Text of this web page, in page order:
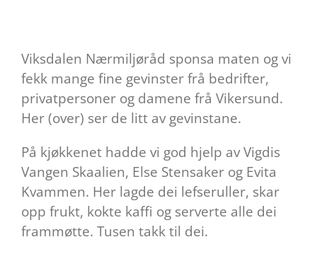
Viksdalen Nærmiljøråd sponsa maten og vi
fekk mange fine gevinster frå bedrifter,
privatpersoner og damene frå Vikersund.
Her (over) ser de litt av gevinstane.
På kjøkkenet hadde vi god hjelp av Vigdis
Vangen Skaalien, Else Stensaker og Evita
Kvammen. Her lagde dei lefseruller, skar
opp frukt, kokte kaffi og serverte alle dei
frammøtte. Tusen takk til dei.